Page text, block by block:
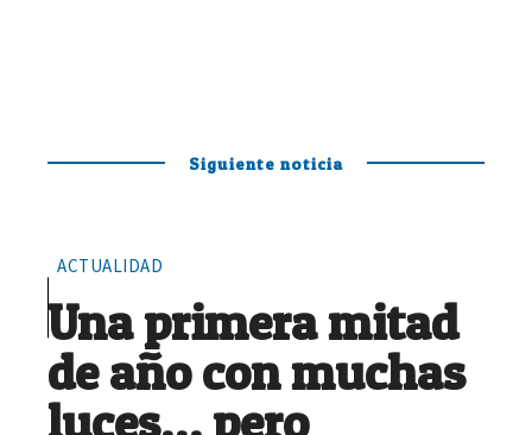
Siguiente noticia
ACTUALIDAD
Una primera mitad
de año con muchas
luces… pero